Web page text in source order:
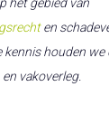
en
kennis houden
vakoverleg.